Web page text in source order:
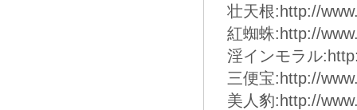
壮天根:http://
紅蜘蛛:http://
淫インモラル
三便宝:http://
美人豹:http://